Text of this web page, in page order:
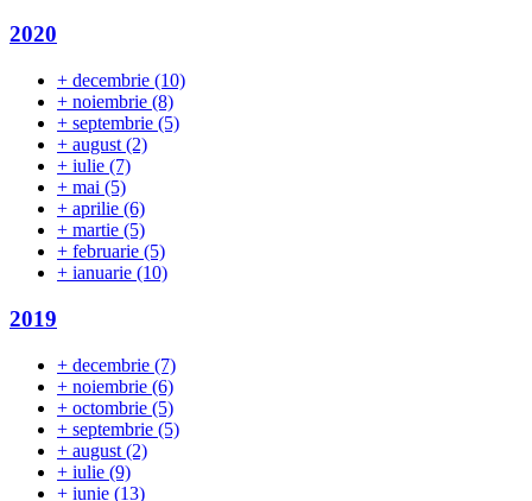
2020
+ decembrie (10)
+ noiembrie (8)
+ septembrie (5)
+ august (2)
+ iulie (7)
+ mai (5)
+ aprilie (6)
+ martie (5)
+ februarie (5)
+ ianuarie (10)
2019
+ decembrie (7)
+ noiembrie (6)
+ octombrie (5)
+ septembrie (5)
+ august (2)
+ iulie (9)
+ iunie (13)